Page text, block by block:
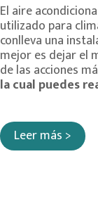
El aire
utilizado para
conlleva una
mejor es dejar el
de las acciones
la cual puedes
Leer más >